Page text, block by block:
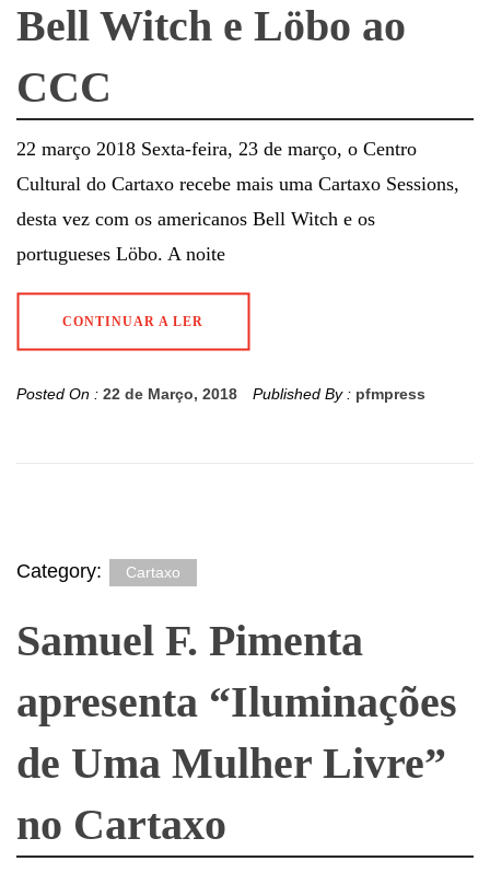
Bell Witch e Löbo ao
CCC
22 março 2018 Sexta-feira, 23 de março, o Centro
Cultural do Cartaxo recebe mais uma Cartaxo Sessions,
desta vez com os americanos Bell Witch e os
portugueses Löbo. ​A noite
CONTINUAR A LER
Posted On : 22 de Março, 2018 Published By : pfmpress
Category: Cartaxo
Samuel F. Pimenta
apresenta “Iluminações
de Uma Mulher Livre”
no Cartaxo